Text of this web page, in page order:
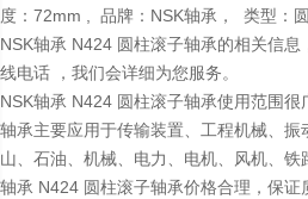
度：72mm , 品牌：NSK轴承， 类型：
NSK轴承 N424 圆柱滚子轴承的相关信
线电话 ，我们会详细为您服务。
NSK轴承 N424 圆柱滚子轴承使用范围
轴承主要应用于传输装置、工程机械、
山、石油、机械、电力、电机、风机、
轴承 N424 圆柱滚子轴承价格合理，保